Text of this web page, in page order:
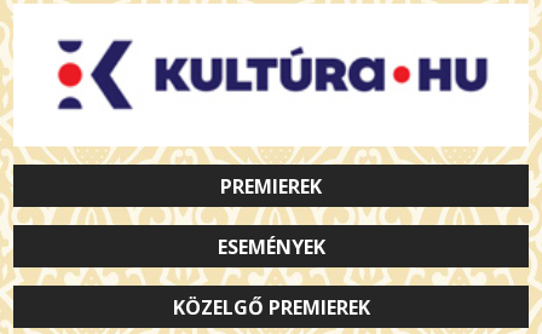
PREMIEREK
ESEMÉNYEK
KÖZELGŐ PREMIEREK